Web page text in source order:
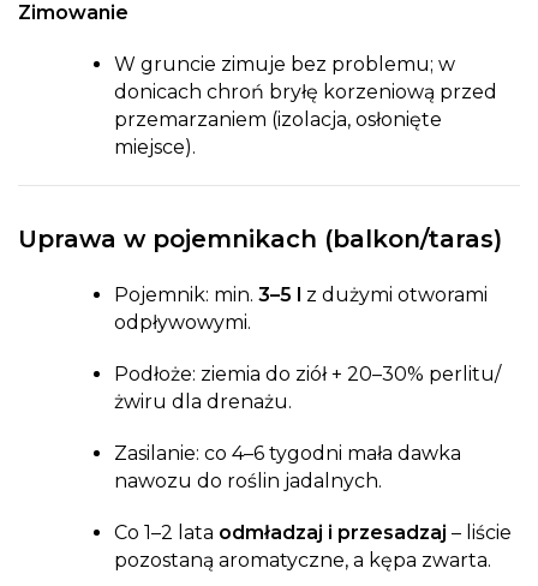
Zimowanie
W gruncie zimuje bez problemu; w
donicach chroń bryłę korzeniową przed
przemarzaniem (izolacja, osłonięte
miejsce).
Uprawa w pojemnikach (balkon/taras)
Pojemnik: min. 3–5 l
z dużymi otworami
odpływowymi.
Podłoże: ziemia do ziół + 20–30% perlitu/
żwiru dla drenażu.
Zasilanie: co 4–6 tygodni mała dawka
nawozu do roślin jadalnych.
Co 1–2 lata odmładzaj i przesadzaj – liście
pozostaną aromatyczne, a kępa zwarta.